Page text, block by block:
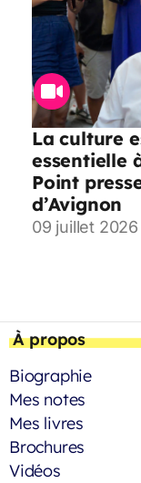
La culture
essentielle
Point
d’Avignon
09 juillet 2026
À propos
Biographie
Mes notes
Mes livres
Brochures
Vidéos